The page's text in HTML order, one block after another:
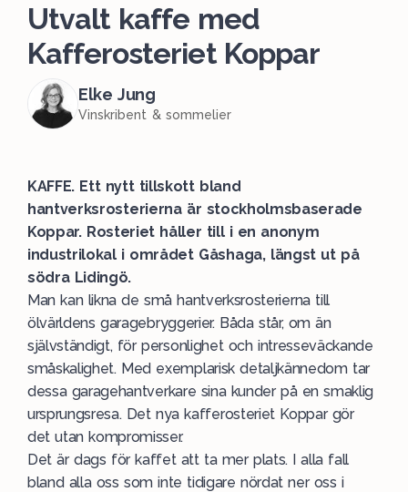
Utvalt kaffe med
Kafferosteriet Koppar
Elke Jung
Vinskribent & sommelier
KAFFE. Ett nytt tillskott bland
hantverksrosterierna är stockholmsbaserade
Koppar. Rosteriet håller till i en anonym
industrilokal i området Gåshaga, längst ut på
södra Lidingö.
Man kan likna de små hantverksrosterierna till
ölvärldens garagebryggerier. Båda står, om än
självständigt, för personlighet och intresseväckande
småskalighet. Med exemplarisk detaljkännedom tar
dessa garagehantverkare sina kunder på en smaklig
ursprungsresa. Det nya kafferosteriet Koppar gör
det utan kompromisser.
Det är dags för kaffet att ta mer plats. I alla fall
bland alla oss som inte tidigare nördat ner oss i